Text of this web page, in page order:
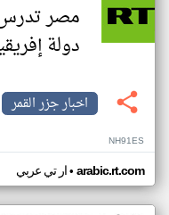
مصر
دولة
اخبار جزر القمر
NH91ES
ار تي عربي• arabic.rt.com